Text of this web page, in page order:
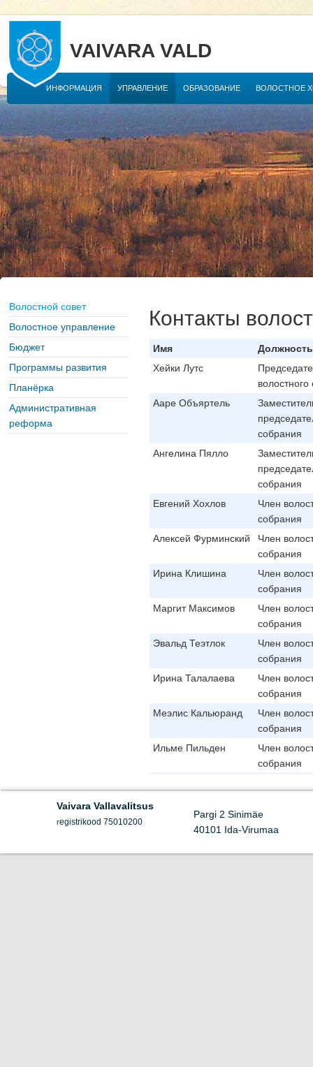
VAIVARA VALD
ИНФОРМАЦИЯ УПРАВЛЕНИЕ ОБРАЗОВАНИЕ ВОЛОСТНОЕ
Волостной совет
Волостное управление
Бюджет
Программы развития
Планёрка
Административная
реформа
Контакты
Имя
Должность
Хейки Лутс
Ааре Объяртель
собрания
Ангелина Пялло
собрания
Евгений Хохлов
Член
собрания
Алексей Фурминский
Член
собрания
Ирина Клишина
Член
собрания
Маргит Максимов
Член
собрания
Эвальд Теэтлок
Член
собрания
Ирина Талалаева
Член
собрания
Меэлис Кальюранд
Член
собрания
Ильме Пильден
Член
собрания
Vaivara Vallavalitsus
registrikood 75010200
Pargi 2 Sinimäe
40101 Ida-Virumaa